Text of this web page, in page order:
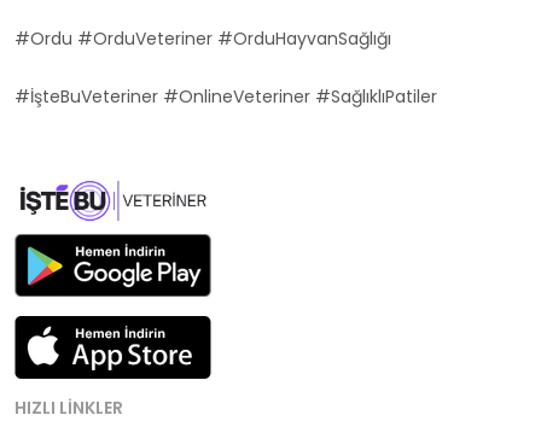
#Ordu #OrduVeteriner #OrduHayvanSağlığı
#İşteBuVeteriner #OnlineVeteriner #SağlıklıPatiler
HIZLI LINKLER